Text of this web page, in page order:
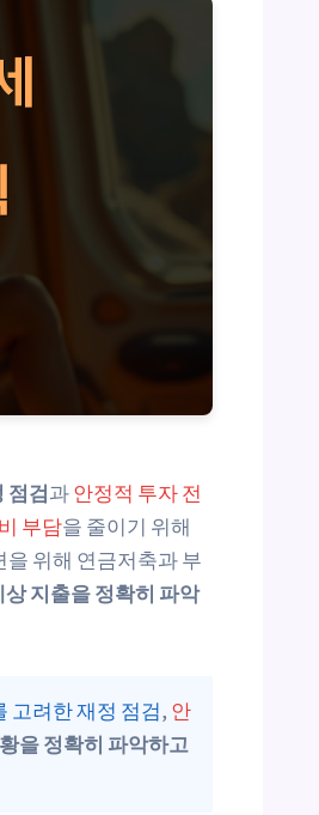
점검과안정적 투자 전
부담을 줄이기 위해
위해 연금저축과 부
지출을 정확히 파악
고려한 재정 점검, 안
을 정확히 파악하고